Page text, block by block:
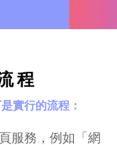
程
實行的流程：
服務，例如「網